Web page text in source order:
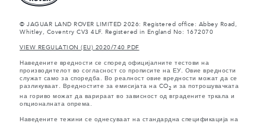
© JAGUAR LAND ROVER LIMITED 2026: Registered office: Abbey Road,
Whitley, Coventry CV3 4LF. Registered in England No: 1672070
VIEW REGULATION (EU) 2020/740 PDF
Наведените вредности се според официјалните тестови на
производителот во согласност со прописите на ЕУ. Овие вредности
служат само за споредба. Во реалност овие вредности можат да се
разликуваат. Вредностите за емисијата на CO2 и за потрошувачката
на гориво можат да варираат во зависност од вградените тркала и
опционалната опрема.
Наведените тежини се однесуваат на стандардна спецификација на